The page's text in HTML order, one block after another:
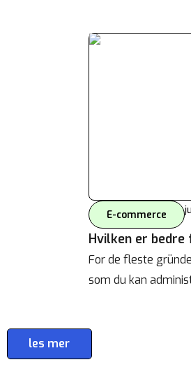
E-commerce
Hvilken er
For de fleste
som du kan
les mer